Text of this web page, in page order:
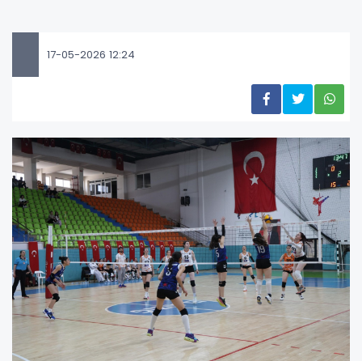
17-05-2026 12:24